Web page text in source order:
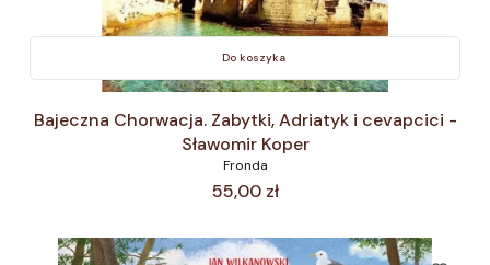
Do koszyka
Bajeczna Chorwacja. Zabytki, Adriatyk i cevapcici -
Sławomir Koper
Fronda
Cena
55,00 zł